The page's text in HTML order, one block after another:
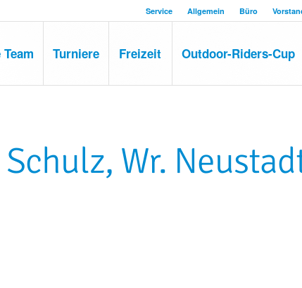
Service Allgemein Büro
Turniere Freizeit Outdoor-Riders-Cup
Schulz, Wr.